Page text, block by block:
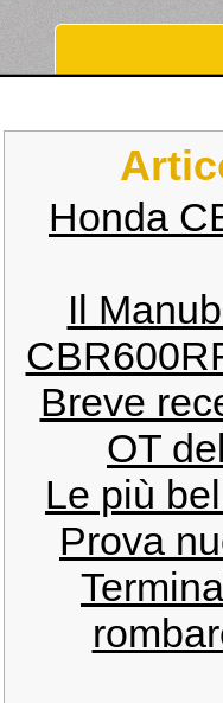
Honda
Il
Breve
OT
Le più
Prova